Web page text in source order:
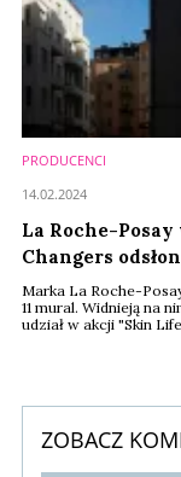
PRODUCENCI
La Roche-
Changers
Marka La Roche-
11 mural. Widnieją na
udział w akcji "Skin
14.02.2024
ZOBACZ